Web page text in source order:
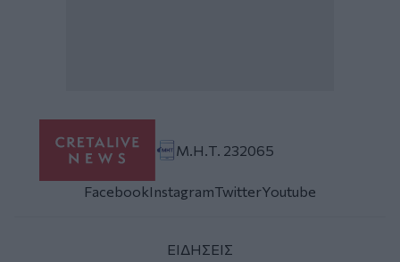
Μ.Η.Τ. 232065
FacebookInstagramTwitterYoutube
ΕΙΔΗΣΕΙΣ